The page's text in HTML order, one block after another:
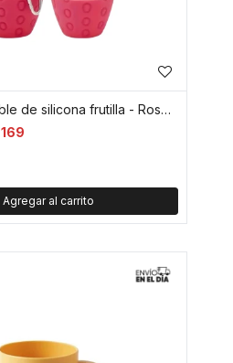
Botella plegable de silicona frutilla - Rosado
169